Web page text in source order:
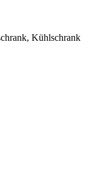
Kühlschrank